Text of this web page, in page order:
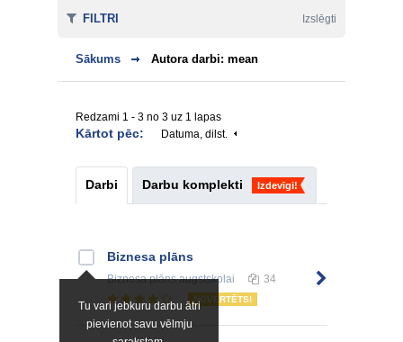
Sākums Autora darbi: mean
Redzami 1 - 3 no 3 uz 1 lapas
Kārtot pēc: Datuma, dilst.
Darbi Darbu komplekti Izdevīgi!
Tu vari jebkuru darbu ātri
pievienot savu vēlmju
Biznesa plāns
Biznesa plānsaugstskolai 34
NOVĒRTĒTS!
FILTRI Izslēgti